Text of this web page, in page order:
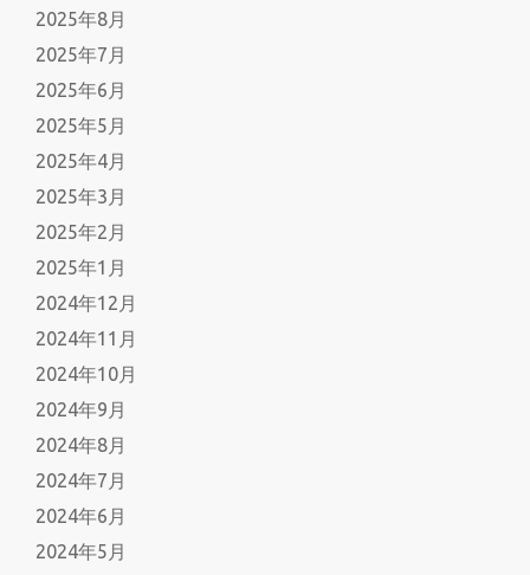
2025年8月
2025年7月
2025年6月
2025年5月
2025年4月
2025年3月
2025年2月
2025年1月
2024年12月
2024年11月
2024年10月
2024年9月
2024年8月
2024年7月
2024年6月
2024年5月